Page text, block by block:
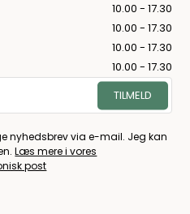
10.00 - 17.30
10.00 - 17.30
10.00 - 17.30
10.00 - 17.30
nyhedsbrev via e-mail. Jeg kan
Læs mere i vores
post